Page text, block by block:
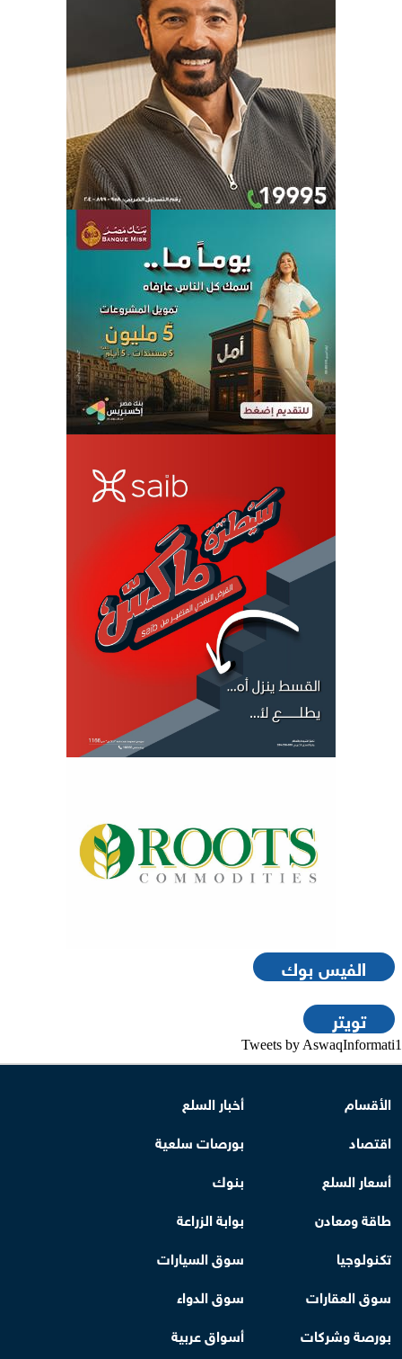
الفيس بوك
تويتر
Tweets by AswaqInformati1
الأقسام
أخبار السلع
اقتصاد
بورصات سلعية
أسعار السلع
بنوك
طاقة ومعادن
بوابة الزراعة
تكنولوجيا
سوق السيارات
سوق العقارات
سوق الدواء
بورصة وشركات
أسواق عربية